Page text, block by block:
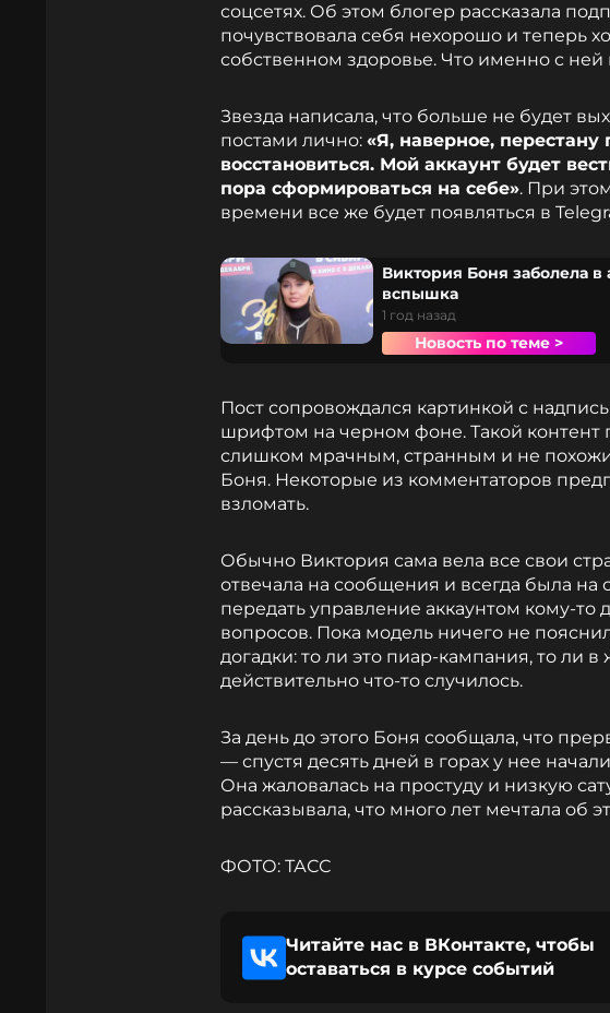
соцсетях. Об этом блогер рассказала
почувствовала себя нехорошо и теперь
собственном здоровье. Что именно с ней
Звезда написала, что больше не будет
постами лично: «Я, наверное,
восстановиться. Мой аккаунт будет
пора сформироваться на себе». При
времени все же будет появляться в
Виктория Боня заболела в
вспышка
1 год назад
Новость по теме >
Пост сопровождался картинкой с
шрифтом на черном фоне. Такой контент
слишком мрачным, странным и не
Боня. Некоторые из комментаторов
взломать.
Обычно Виктория сама вела все свои
отвечала на сообщения и всегда была
передать управление аккаунтом кому-то
вопросов. Пока модель ничего не
догадки: то ли это пиар-кампания, то ли
действительно что-то случилось.
За день до этого Боня сообщала, что
— спустя десять дней в горах у нее
Она жаловалась на простуду и низкую
рассказывала, что много лет мечтала об
ФОТО: ТАСС
Читайте нас в ВКонтакте, чтобы
оставаться в курсе событий